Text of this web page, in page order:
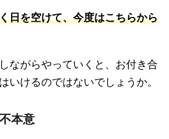
日を空けて、今度はこちらから
ながらやっていくと、お付き合
いけるのではないでしょうか。
本意